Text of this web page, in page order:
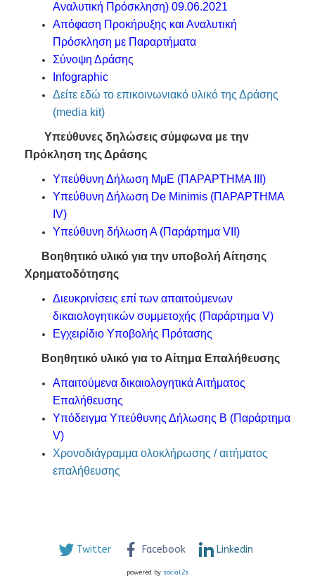
Αναλυτική Πρόσκληση) 09.06.2021
Απόφαση Προκήρυξης και Αναλυτική
Πρόσκληση με Παραρτήματα
Σύνοψη Δράσης
nfographic
Δείτε εδώ το επικοινωνιακό υλικό της Δράσης
(media kit)
Υπεύθυνες δηλώσεις σύμφωνα με την
Πρόκληση της Δράσης
Υπεύθυνη Δήλωση ΜμΕ (ΠΑΡΑΡΤΗΜΑ ΙΙΙ)
Υπεύθυνη Δήλωση De Μinimis (ΠΑΡΑΡΤΗΜΑ
IV)
Υπεύθυνη δήλωση Α (Παράρτημα VII)
Βοηθητικό υλικό για την υποβολή Αίτησης
Χρηματοδότησης
Διευκρινίσεις επί των απαιτούμενων
δικαιολογητικών συμμετοχής (Παράρτημα V)
Εγχειρίδιο Υποβολής Πρότασης
Βοηθητικό υλικό για το Αίτημα Επαλήθευσης
Απαιτούμενα δικαιολογητικά Αιτήματος
Επαλήθευσης
Υπόδειγμα Υπεύθυνης Δήλωσης Β (Παράρτημα
V)
Χρονοδιάγραμμα ολοκλήρωσης / αιτήματος
επαλήθευσης
Twitter Facebook Linkedin
powered by social2s